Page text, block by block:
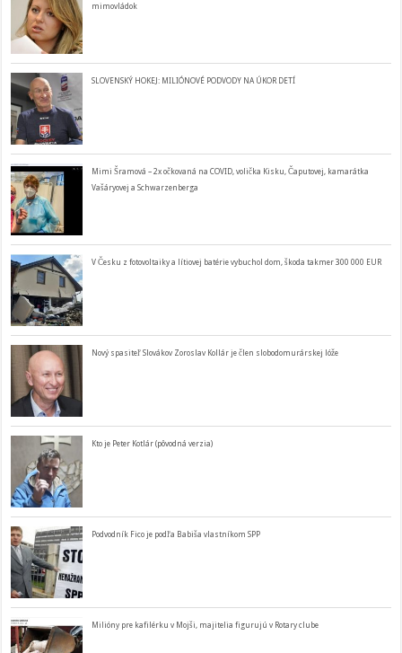
mimovládok
SLOVENSKÝ HOKEJ: MILIÓNOVÉ PODVODY NA ÚKOR DETÍ
Mimi Šramová – 2x očkovaná na COVID, volička Kisku, Čaputovej, kamarátka
Vašáryovej a Schwarzenberga
V Česku z fotovoltaiky a lítiovej batérie vybuchol dom, škoda takmer 300 000 EUR
Nový spasiteľ Slovákov Zoroslav Kollár je člen slobodomurárskej lóže
Kto je Peter Kotlár (pôvodná verzia)
Podvodník Fico je podľa Babiša vlastníkom SPP
Milióny pre kafilérku v Mojši, majitelia figurujú v Rotary clube